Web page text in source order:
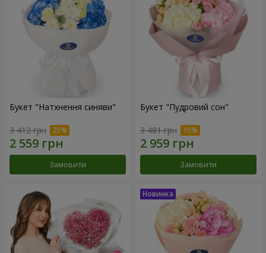
Букет "Натхнення синяви"
3 412 грн
Замовити
Букет "Пудровий сон"
3 481 грн
Замовити